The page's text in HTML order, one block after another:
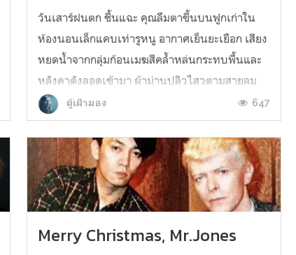
วันเสาร์ฝนตก ชื้นแฉะ คุณลืมตาขึ้นบนฟูกเก่าใน
ห้องนอนเล็กแคบเท่ารูหนู อากาศเย็นยะเยือก เสียง
หยดน้ำจากกลุ่มก้อนเมฆสีคล้ำหล่นกระทบพื้นและ
หลังคาดังลอดเข้ามา ผ้าม่านปลิวไสวตามสายลม
พัดแผ่วเบา คุณปิดเปลือกตาลง บรรยากาศแบบนี้
เหมาะที่จะสูบบุหรี่สักม้วน ช่วงเวลาแห่งความอัน
เรียบง่ายที่พักหลังนี้หาได้ยา...
ผู้เฝ้ามอง 647
Merry Christmas, Mr.Jones